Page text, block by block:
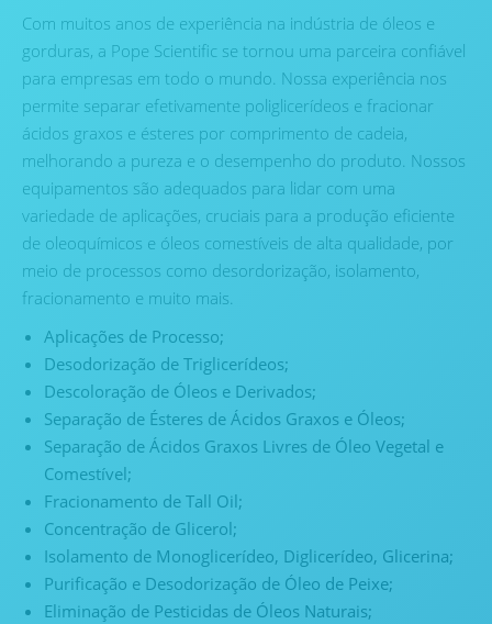
Com muitos anos de experiência na indústria de óleos e
gorduras, a Pope Scientific se tornou uma parceira confiável
para empresas em todo o mundo. Nossa experiência nos
permite separar efetivamente poliglicerídeos e fracionar
ácidos graxos e ésteres por comprimento de cadeia,
melhorando a pureza e o desempenho do produto. Nossos
equipamentos são adequados para lidar com uma
variedade de aplicações, cruciais para a produção eficiente
de oleoquímicos e óleos comestíveis de alta qualidade, por
meio de processos como desordorização, isolamento,
fracionamento e muito mais.
Aplicações de Processo;
Desodorização de Triglicerídeos;
Descoloração de Óleos e Derivados;
Separação de Ésteres de Ácidos Graxos e Óleos;
Separação de Ácidos Graxos Livres de Óleo Vegetal e
Comestível;
Fracionamento de Tall Oil;
Concentração de Glicerol;
Isolamento de Monoglicerídeo, Diglicerídeo, Glicerina;
Purificação e Desodorização de Óleo de Peixe;
Eliminação de Pesticidas de Óleos Naturais;